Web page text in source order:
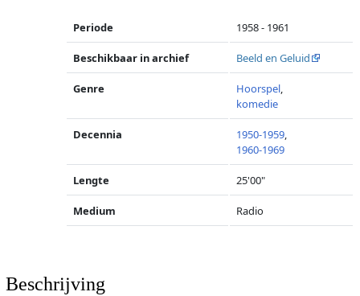
Periode 1958 - 1961
Beschikbaar in archief Beeld en Geluid
Genre Hoorspel,
komedie
Decennia 1950-1959,
1960-1969
Lengte 25'00"
Medium Radio
Beschrijving